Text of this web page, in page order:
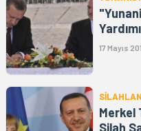
17 Mayıs
Merkel
Silah